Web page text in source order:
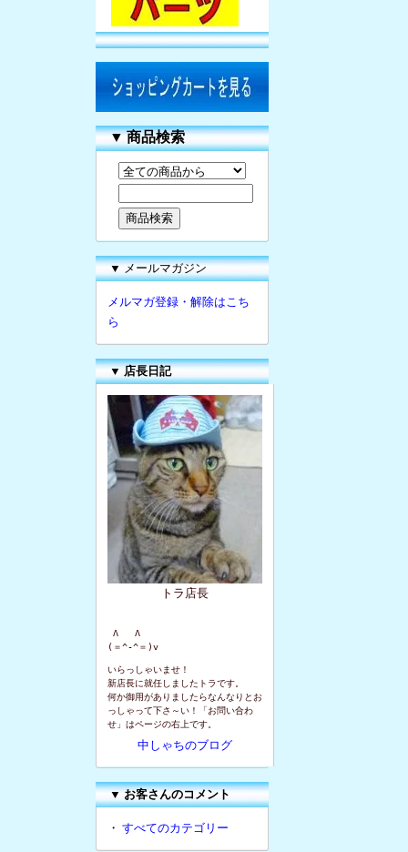
▼商品検索
▼ メールマガジン
メルマガ登録・解除はこち
ら
▼ 店長日記
トラ店長
Λ   Λ
(＝^-^＝)v
いらっしゃいませ！
新店長に就任しましたトラです。
何か御用がありましたらなんなりとお
っしゃって下さ～い！「お問い合わ
せ」はページの右上です。
中しゃちのブログ
▼お客さんのコメント
・ すべてのカテゴリー